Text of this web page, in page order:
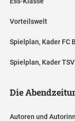
Vorteilswelt
Spielplan, Kader FC
Spielplan, Kader
Die
Autoren und